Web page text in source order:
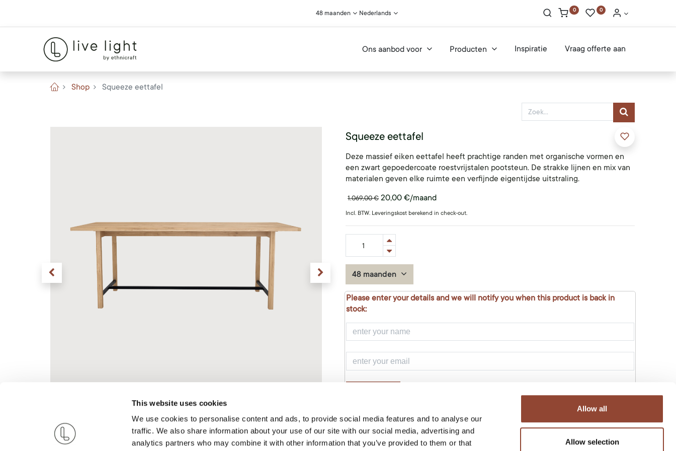
This website uses cookies
We use cookies to personalise content and ads, to provide social media features and to analyse our
traffic. We also share information about your use of our site with our social media, advertising and
analytics partners who may combine it with other information that you’ve provided to them or that
Allow all
Allow selection
48 maanden Nederlands 0 0
Ons aanbod voor Producten Inspiratie Vraag offerte aan
Shop Squeeze eettafel
Squeeze eettafel
Deze massief eiken eettafel heeft prachtige randen met organische vormen en
een zwart gepoedercoate roestvrijstalen pootsteun. De strakke lijnen en mix van
materialen geven elke ruimte een verfijnde eigentijdse uitstraling.
1.069,00€ 20,00 €/maand
Incl. BTW. Leveringskost berekend in check-out.
48 maanden
Please enter your details and we will notify you when this product is back in
stock:
Toevoegen aan winkelmandje
Tijdelijk geen voorraad